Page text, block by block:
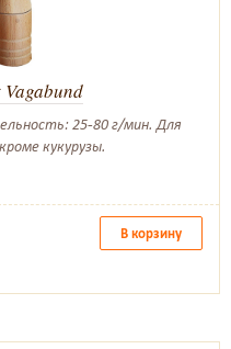
25-80 г/мин. Для
кукурузы.
В корзину